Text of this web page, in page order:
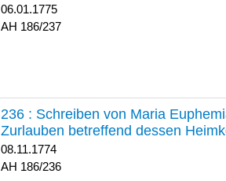
06.01.1775
186/237
236 : Schreiben von Maria
Zurlauben betreffend dessen
08.11.1774
186/236